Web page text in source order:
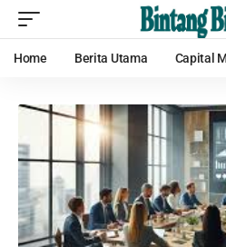
Home Berita Utama Capital